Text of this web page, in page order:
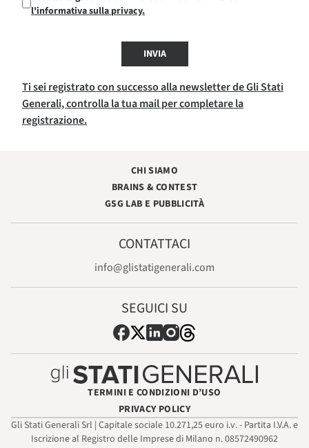
l'informativa sulla privacy.
INVIA
Ti sei registrato con successo alla newsletter de Gli Stati
Generali, controlla la tua mail per completare la
registrazione.
CHI SIAMO
BRAINS & CONTEST
GSG LAB E PUBBLICITÀ
CONTATTACI
info@glistatigenerali.com
SEGUICI SU
TERMINI E CONDIZIONI D’USO
PRIVACY POLICY
Gli Stati Generali Srl | Capitale sociale 10.271,25 euro i.v. - Partita I.V.A. e
Iscrizione al Registro delle Imprese di Milano n. 08572490962